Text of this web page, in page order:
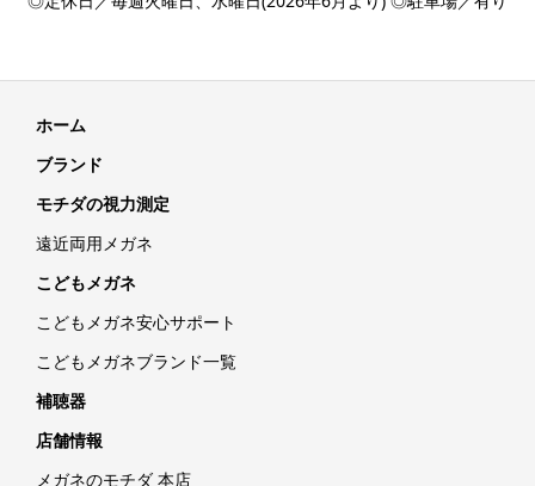
ホーム
ブランド
モチダの視力測定
遠近両用メガネ
こどもメガネ
こどもメガネ安心サポート
こどもメガネブランド一覧
補聴器
店舗情報
メガネのモチダ 本店